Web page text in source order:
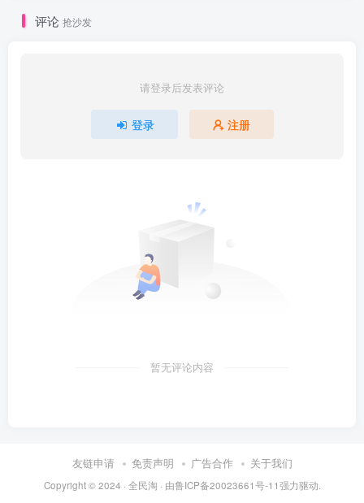
评论 抢沙发
请登录后发表评论
登录 注册
暂无评论内容
友链申请 免责声明 广告合作 关于我们
Copyright © 2024 · 全民淘 · 由鲁ICP备20023661号-11强力驱动.